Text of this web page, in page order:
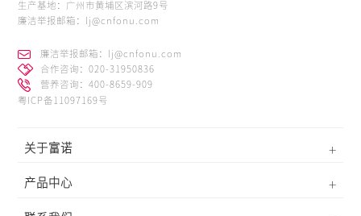
生产基地：广州市黄埔区滨河路9号
廉洁举报邮箱：lj@cnfonu.com
廉洁举报邮箱：lj@cnfonu.com
合作咨询：020-31950836
营养咨询：400-8659-909
粤ICP备11097169号
关于富诺
产品中心